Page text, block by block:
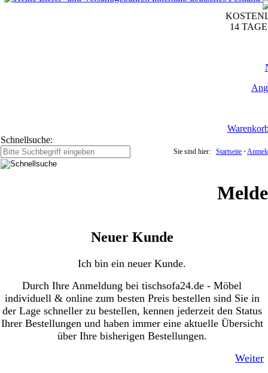
14
Schnellsuche:
Sie sind hier: Startseite ⋅
Neuer Kunde
Ich bin ein neuer Kunde.
Durch Ihre Anmeldung bei tischsofa24.de - Möbel
individuell & online zum besten Preis bestellen sind Sie in
der Lage schneller zu bestellen, kennen jederzeit den Status
Ihrer Bestellungen und haben immer eine aktuelle Übersicht
über Ihre bisherigen Bestellungen.
Weiter